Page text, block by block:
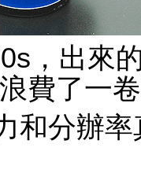
，出來
費了一
和分辦